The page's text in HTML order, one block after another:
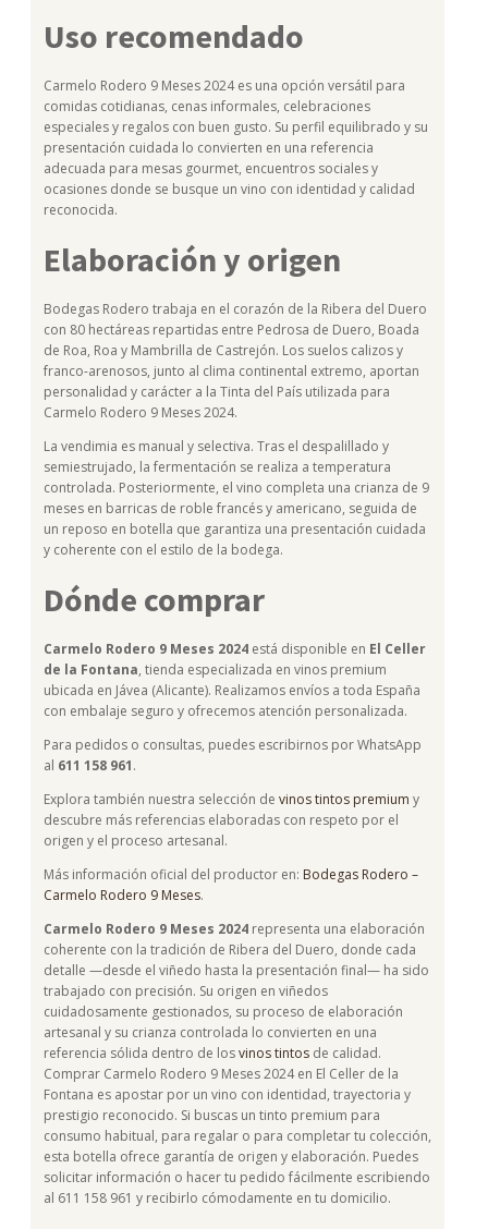
Uso recomendado
Carmelo Rodero 9 Meses 2024 es una opción versátil para
comidas cotidianas, cenas informales, celebraciones
especiales y regalos con buen gusto. Su perfil equilibrado y su
presentación cuidada lo convierten en una referencia
adecuada para mesas gourmet, encuentros sociales y
ocasiones donde se busque un vino con identidad y calidad
reconocida.
Elaboración y origen
Bodegas Rodero trabaja en el corazón de la Ribera del Duero
con 80 hectáreas repartidas entre Pedrosa de Duero, Boada
de Roa, Roa y Mambrilla de Castrejón. Los suelos calizos y
franco-arenosos, junto al clima continental extremo, aportan
personalidad y carácter a la Tinta del País utilizada para
Carmelo Rodero 9 Meses 2024.
La vendimia es manual y selectiva. Tras el despalillado y
semiestrujado, la fermentación se realiza a temperatura
controlada. Posteriormente, el vino completa una crianza de 9
meses en barricas de roble francés y americano, seguida de
un reposo en botella que garantiza una presentación cuidada
y coherente con el estilo de la bodega.
Dónde comprar
Carmelo Rodero 9 Meses 2024 está disponible en El Celler
de la Fontana, tienda especializada en vinos premium
ubicada en Jávea (Alicante). Realizamos envíos a toda España
con embalaje seguro y ofrecemos atención personalizada.
Para pedidos o consultas, puedes escribirnos por WhatsApp
al 611 158 961.
Explora también nuestra selección de vinos tintos premium y
descubre más referencias elaboradas con respeto por el
origen y el proceso artesanal.
Más información oficial del productor en: Bodegas Rodero –
Carmelo Rodero 9 Meses.
Carmelo Rodero 9 Meses 2024 representa una elaboración
coherente con la tradición de Ribera del Duero, donde cada
detalle —desde el viñedo hasta la presentación final— ha sido
trabajado con precisión. Su origen en viñedos
cuidadosamente gestionados, su proceso de elaboración
artesanal y su crianza controlada lo convierten en una
referencia sólida dentro de losvinos tintos de calidad.
Comprar Carmelo Rodero 9 Meses 2024 en El Celler de la
Fontana es apostar por un vino con identidad, trayectoria y
prestigio reconocido. Si buscas un tinto premium para
consumo habitual, para regalar o para completar tu colección,
esta botella ofrece garantía de origen y elaboración. Puedes
solicitar información o hacer tu pedido fácilmente escribiendo
al 611 158 961 y recibirlo cómodamente en tu domicilio.